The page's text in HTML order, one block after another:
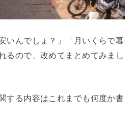
いんでしょ？」「月いくらで暮
るので、改めてまとめてみまし
する内容はこれまでも何度か書